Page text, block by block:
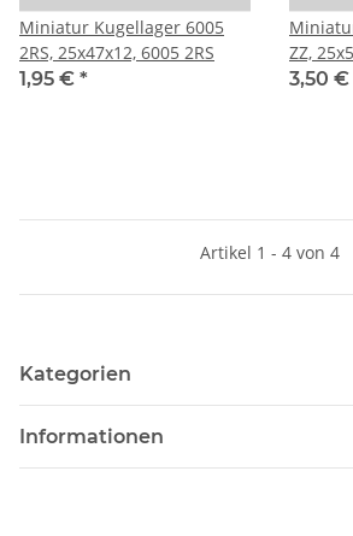
Miniatur Kugellager 6005
2RS, 25x47x12, 6005 2RS
1,95 € *
ZZ,
3,50 €
Artikel 1 - 4 von 4
Kategorien
Informationen